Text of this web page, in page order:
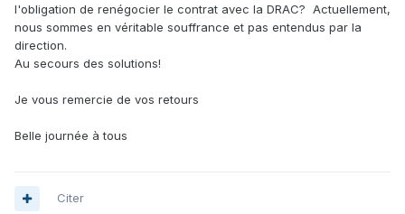
l'obligation de renégocier le contrat avec la DRAC? Actuellement,
nous sommes en véritable souffrance et pas entendus par la
direction.
Au secours des solutions!
Je vous remercie de vos retours
Belle journée à tous
Citer